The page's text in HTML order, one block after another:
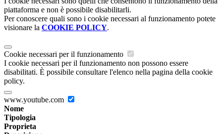
piattaforma e non è possibile disabilitarli.
Per conoscere quali sono i cookie necessari al funzionamento potete
visionare la COOKIE POLICY.
Cookie necessari per il funzionamento
I cookie necessari per il funzionamento non possono essere
disabilitati. È possibile consultare l'elenco nella pagina della cookie
policy.
www.youtube.com
Nome
Tipologia
Proprieta